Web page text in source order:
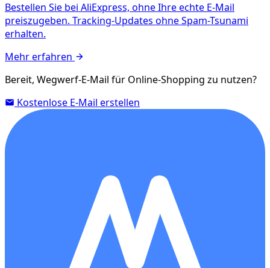
Bestellen Sie bei AliExpress, ohne Ihre echte E-Mail
preiszugeben. Tracking-Updates ohne Spam-Tsunami
erhalten.
Mehr erfahren
Bereit, Wegwerf-E-Mail für Online-Shopping zu nutzen?
Kostenlose E-Mail erstellen